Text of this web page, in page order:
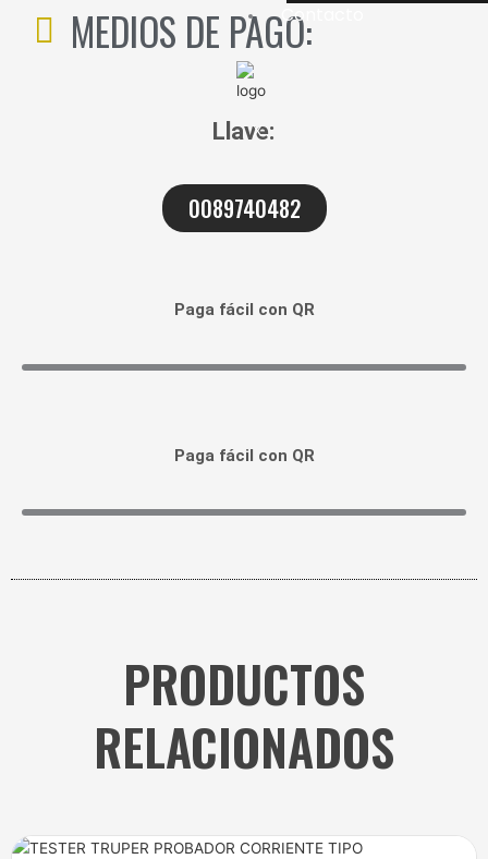
Contacto
X
MEDIOS DE PAGO:
Llave:
0089740482
Paga fácil con QR
Paga fácil con QR
PRODUCTOS
RELACIONADOS
Price